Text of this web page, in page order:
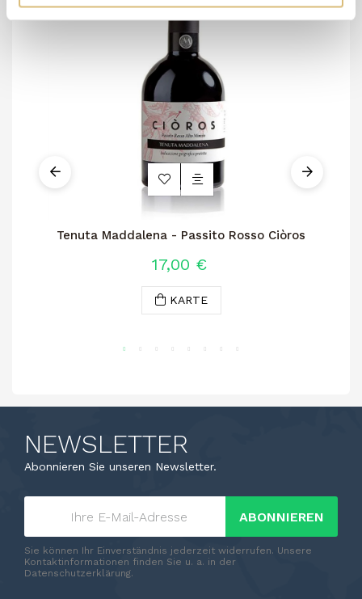
Tenuta Maddalena - Passito Rosso Ciòros
17,00 €
KARTE
NEWSLETTER
Abonnieren Sie unseren Newsletter.
ABONNIEREN
Sie können Ihr Einverständnis jederzeit widerrufen. Unsere
Kontaktinformationen finden Sie u. a. in der
Datenschutzerklärung.